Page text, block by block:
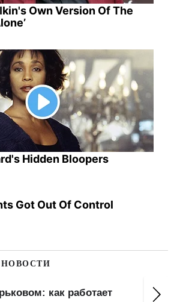
Own Version Of The
Hidden Bloopers
Got Out Of Control
как работает